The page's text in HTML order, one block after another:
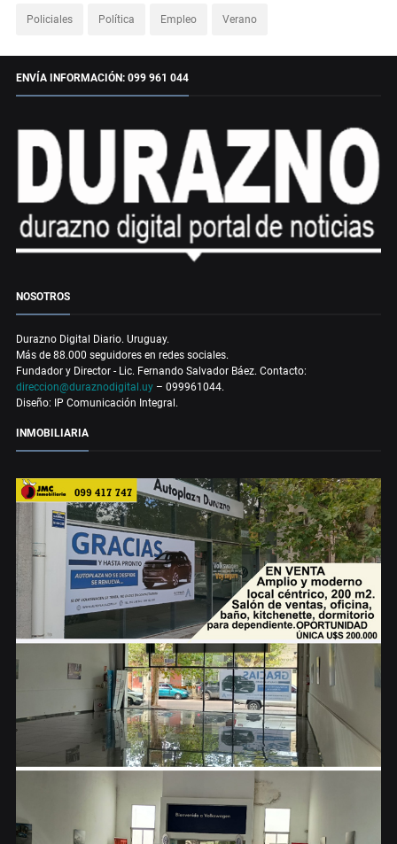
Policiales Política Empleo Verano
ENVÍA INFORMACIÓN: 099 961 044
NOSOTROS
Durazno Digital Diario. Uruguay.
Más de 88.000 seguidores en redes sociales.
Fundador y Director - Lic. Fernando Salvador Báez. Contacto:
direccion@duraznodigital.uy – 099961044.
Diseño: IP Comunicación Integral.
INMOBILIARIA